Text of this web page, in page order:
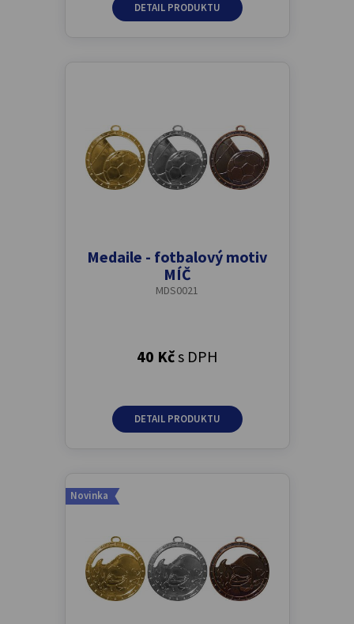
DETAIL PRODUKTU
Medaile - fotbalový motiv
MÍČ
MDS0021
40 Kčs DPH
DETAIL PRODUKTU
Novinka